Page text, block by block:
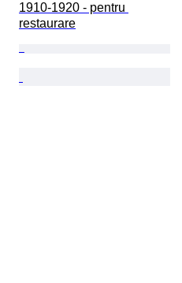
1910-1920 - pentru
restaurare